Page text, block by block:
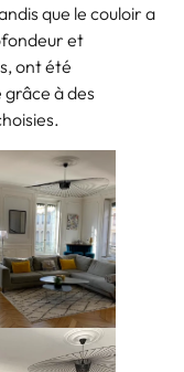
que le couloir a
et
ont été
à des